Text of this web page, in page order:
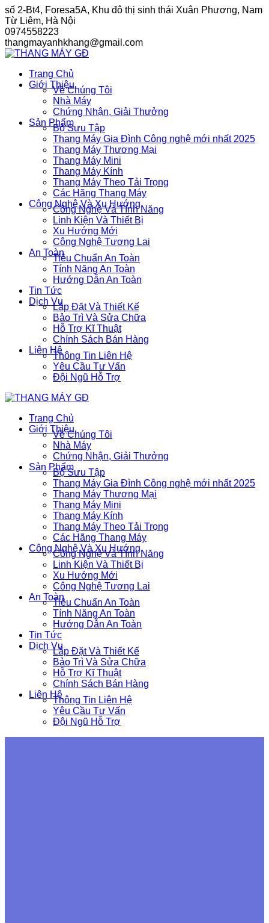
Skip
to
content
số 2-Bt4, Foresa5A, Khu đô thị sinh thái Xuân Phương, Nam
Từ Liêm, Hà Nội
0974558223
thangmayanhkhang@gmail.com
Trang Chủ
Giới Thiệu
Về Chúng Tôi
Nhà Máy
Chứng Nhận, Giải Thưởng
Sản Phẩm
Bộ Sưu Tập
Thang Máy Gia Đình Công nghệ mới nhất 2025
Thang Máy Thương Mại
Thang Máy Mini
Thang Máy Kính
Thang Máy Theo Tải Trọng
Các Hãng Thang Máy
Công Nghệ Và Xu Hướng
Công Nghệ Và Tính Năng
Linh Kiện Và Thiết Bị
Xu Hướng Mới
Công Nghệ Tương Lai
An Toàn
Tiêu Chuẩn An Toàn
Tính Năng An Toàn
Hướng Dẫn An Toàn
Tin Tức
Dịch Vụ
Lắp Đặt Và Thiết Kế
Bảo Trì Và Sửa Chữa
Hỗ Trợ Kĩ Thuật
Chính Sách Bán Hàng
Liên Hệ
Thông Tin Liên Hệ
Yêu Cầu Tư Vấn
Đội Ngũ Hỗ Trợ
Trang Chủ
Giới Thiệu
Về Chúng Tôi
Nhà Máy
Chứng Nhận, Giải Thưởng
Sản Phẩm
Bộ Sưu Tập
Thang Máy Gia Đình Công nghệ mới nhất 2025
Thang Máy Thương Mại
Thang Máy Mini
Thang Máy Kính
Thang Máy Theo Tải Trọng
Các Hãng Thang Máy
Công Nghệ Và Xu Hướng
Công Nghệ Và Tính Năng
Linh Kiện Và Thiết Bị
Xu Hướng Mới
Công Nghệ Tương Lai
An Toàn
Tiêu Chuẩn An Toàn
Tính Năng An Toàn
Hướng Dẫn An Toàn
Tin Tức
Dịch Vụ
Lắp Đặt Và Thiết Kế
Bảo Trì Và Sửa Chữa
Hỗ Trợ Kĩ Thuật
Chính Sách Bán Hàng
Liên Hệ
Thông Tin Liên Hệ
Yêu Cầu Tư Vấn
Đội Ngũ Hỗ Trợ